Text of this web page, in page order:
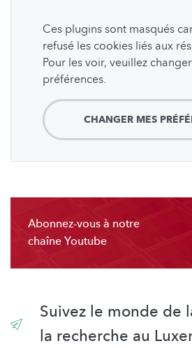
Ces plugins sont masqués
refusé les cookies liés aux
Pour les voir, veuillez
préférences.
CHANGER MES
Abonnez-vous à notre
chaîne Youtube
Suivez le monde de
la recherche au